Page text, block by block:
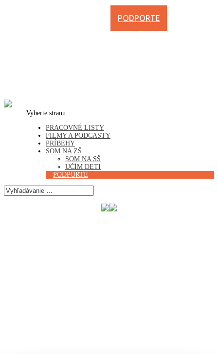
Vyberte stranu
PRACOVNÉ LISTY
FILMY A PODCASTY
PRÍBEHY
SOM NA ZŠ
SOM NA SŠ
UČÍM DETI
PODPORTE
PODPORTE